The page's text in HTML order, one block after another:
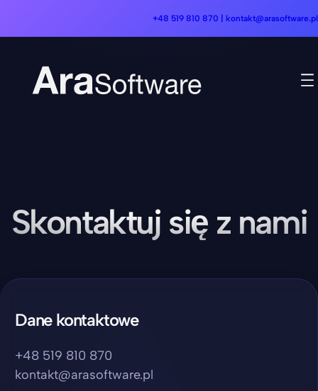
+48 519 810 870 | kontakt@arasoftware.pl
Skontaktuj się z nami
Dane kontaktowe
+48 519 810 870
kontakt@arasoftware.pl